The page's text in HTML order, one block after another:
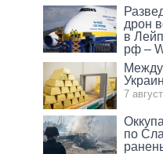
дрон
в
рф –
7
по